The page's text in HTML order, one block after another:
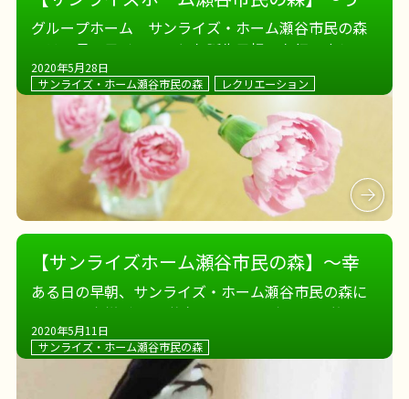
っとり+にっこり～
グループホーム サンライズ・ホーム瀬谷市民の森
では、母の日イベントとお誕生日祝いを行いまし
た。 ハンドマッサージで癒された後、ネイルを塗っ
た手を見てうっとり
綺麗になった指先に大喜び
です。 当日体調がすぐれなかった方 […]
2020年5月28日
サンライズ・ホーム瀬谷市民の森 レクリエーション
【サンライズホーム瀬谷市民の森】～幸
せの鳥、舞い込む〜
ある日の早朝、サンライズ・ホーム瀬谷市民の森に
思わぬお客様が…
換気をしようと玄関を開放して
いたら、ツバメがやってきました。 ホームの中で休
んだり、移動したりする可愛らしい姿に皆さまほっ
幸福をもたらすと言われ […]
2020年5月11日
サンライズ・ホーム瀬谷市民の森